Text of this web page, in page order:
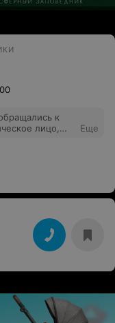
к
квест, какая-
месте, очень
Еще